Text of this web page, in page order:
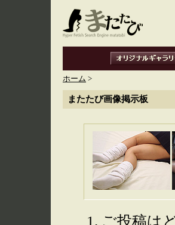
ホーム >
またたび画像掲示板
ご投稿は